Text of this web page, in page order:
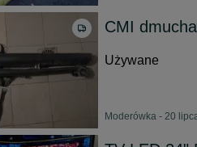
CMI
Używane
Moderówka - 20